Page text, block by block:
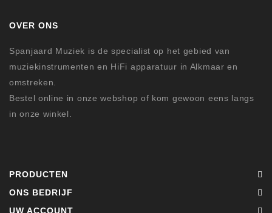
OVER ONS
Spanjaard Muziek is de specialist op het gebied van
muziekinstrumenten en HiFi apparatuur in Alkmaar en
omstreken.
Bestel online in onze webshop of kom gewoon eens langs
in onze winkel.
PRODUCTEN
ONS BEDRIJF
UW ACCOUNT